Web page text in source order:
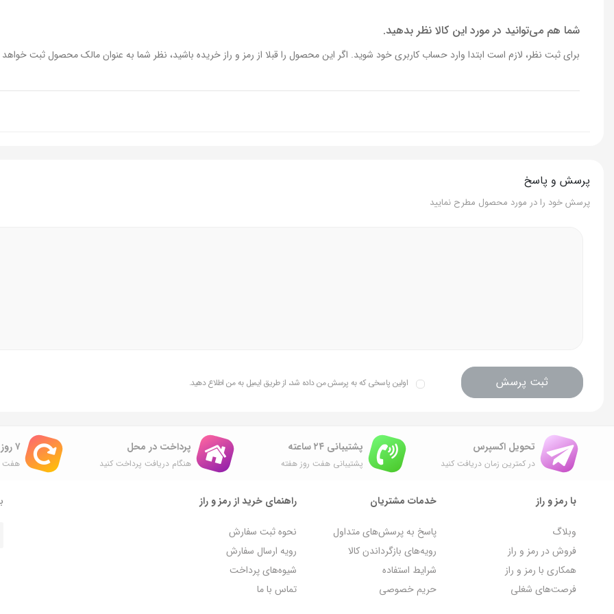
شما هم می‌توانید در مورد این کالا نظر بدهید.
برای ثبت نظر، لازم است ابتدا وارد حساب کاربری خود شوید. اگر این محصول را قبلا از رمز و راز خریده باشید، نظر شما به عنوان مالک محصول ثبت
پرسش و پاسخ
پرسش خود را در مورد محصول مطرح نمایید
ثبت پرسش اولین پاسخی که به پرسش من داده شد، از طریق ایمیل به من اطلاع دهید.
تحویل اکسپرس
در کمترین زمان دریافت کنید
پشتیبانی ۲۴ ساعته
پشتیبانی هفت روز هفته
پرداخت در محل
هنگام دریافت پرداخت کنید
۷ روز ضمانت بازگشت
هفت
با رمز و راز
وبلاگ
فروش در رمز و راز
همکاری با رمز و راز
فرصت‌های شغلی
خدمات مشتریان
پاسخ به پرسش‌های متداول
رویه‌های بازگرداندن کالا
شرایط استفاده
حریم خصوصی
راهنمای خرید از رمز و راز
نحوه ثبت سفارش
رویه ارسال سفارش
شیوه‌های پرداخت
تماس با ما